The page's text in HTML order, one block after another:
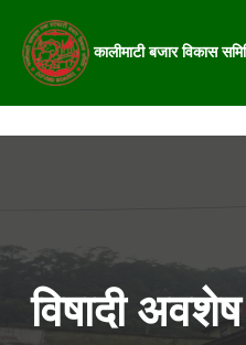
कालीमाटी बजार विकास
विषादी